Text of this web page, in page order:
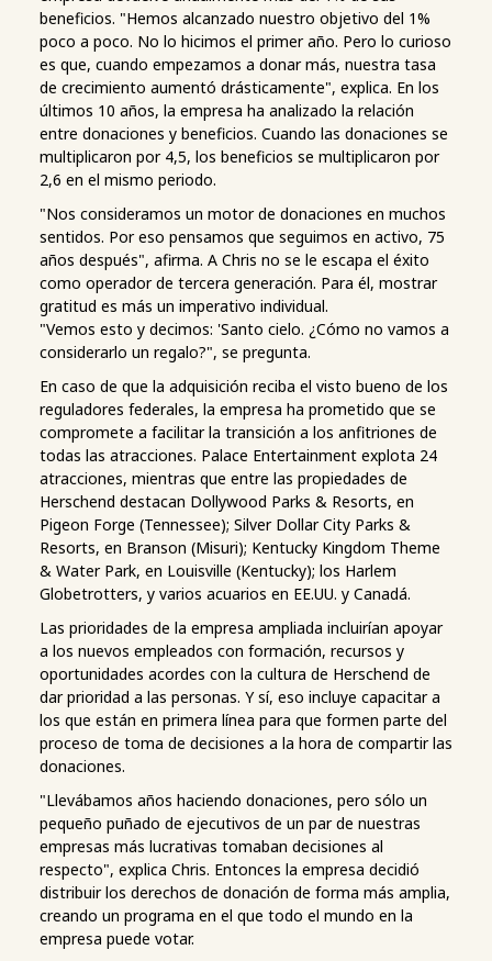
beneficios. "Hemos alcanzado nuestro objetivo del 1%
poco a poco. No lo hicimos el primer año. Pero lo curioso
es que, cuando empezamos a donar más, nuestra tasa
de crecimiento aumentó drásticamente", explica. En los
últimos 10 años, la empresa ha analizado la relación
entre donaciones y beneficios. Cuando las donaciones se
multiplicaron por 4,5, los beneficios se multiplicaron por
2,6 en el mismo periodo.
"Nos consideramos un motor de donaciones en muchos
sentidos. Por eso pensamos que seguimos en activo, 75
años después", afirma. A Chris no se le escapa el éxito
como operador de tercera generación. Para él, mostrar
gratitud es más un imperativo individual.
"Vemos esto y decimos: 'Santo cielo. ¿Cómo no vamos a
considerarlo un regalo?", se pregunta.
En caso de que la adquisición reciba el visto bueno de los
reguladores federales, la empresa ha prometido que se
compromete a facilitar la transición a los anfitriones de
todas las atracciones. Palace Entertainment explota 24
atracciones, mientras que entre las propiedades de
Herschend destacan Dollywood Parks & Resorts, en
Pigeon Forge (Tennessee); Silver Dollar City Parks &
Resorts, en Branson (Misuri); Kentucky Kingdom Theme
& Water Park, en Louisville (Kentucky); los Harlem
Globetrotters, y varios acuarios en EE.UU. y Canadá.
Las prioridades de la empresa ampliada incluirían apoyar
a los nuevos empleados con formación, recursos y
oportunidades acordes con la cultura de Herschend de
dar prioridad a las personas. Y sí, eso incluye capacitar a
los que están en primera línea para que formen parte del
proceso de toma de decisiones a la hora de compartir las
donaciones.
"Llevábamos años haciendo donaciones, pero sólo un
pequeño puñado de ejecutivos de un par de nuestras
empresas más lucrativas tomaban decisiones al
respecto", explica Chris. Entonces la empresa decidió
distribuir los derechos de donación de forma más amplia,
creando un programa en el que todo el mundo en la
empresa puede votar.